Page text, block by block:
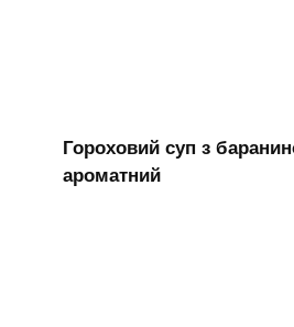
Гороховий суп з
ароматний